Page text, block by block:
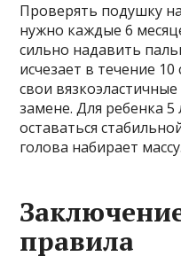
Проверять подушку
нужно каждые 6
сильно надавить
исчезает в течение
свои
замене. Для ребенка
оставаться
голова набирает массу.
правила